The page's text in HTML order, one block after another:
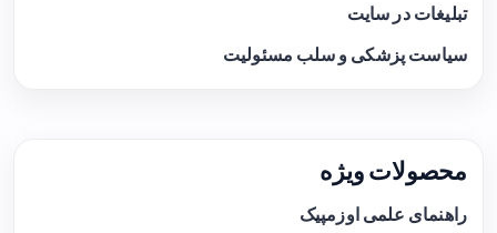
تبلیغات در سایت
سیاست پزشکی و سلب مسئولیت
محصولات ویژه
راهنمای علمی اوزمپیک